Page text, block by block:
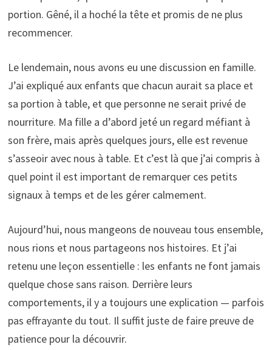
portion. Gêné, il a hoché la tête et promis de ne plus
recommencer.
Le lendemain, nous avons eu une discussion en famille.
J’ai expliqué aux enfants que chacun aurait sa place et
sa portion à table, et que personne ne serait privé de
nourriture. Ma fille a d’abord jeté un regard méfiant à
son frère, mais après quelques jours, elle est revenue
s’asseoir avec nous à table. Et c’est là que j’ai compris à
quel point il est important de remarquer ces petits
signaux à temps et de les gérer calmement.
Aujourd’hui, nous mangeons de nouveau tous ensemble,
nous rions et nous partageons nos histoires. Et j’ai
retenu une leçon essentielle : les enfants ne font jamais
quelque chose sans raison. Derrière leurs
comportements, il y a toujours une explication — parfois
pas effrayante du tout. Il suffit juste de faire preuve de
patience pour la découvrir.